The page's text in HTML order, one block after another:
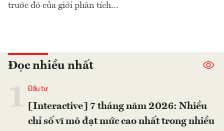
trước đó của giới phân tích...
Đọc nhiều nhất
Đầu tư
[Interactive] 7 tháng năm 2026: Nhiều
chỉ số vĩ mô đạt mức cao nhất trong nhiều